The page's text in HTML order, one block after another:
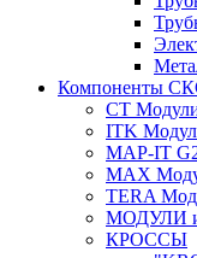
Компоненты
CT
ITK
MAP-IT
MAX
TERA
МОДУЛИ и
КРОССЫ